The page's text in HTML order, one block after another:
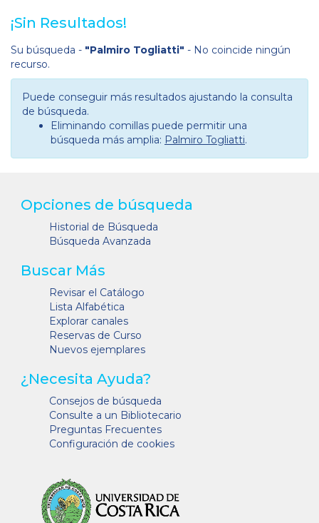
¡Sin Resultados!
Su búsqueda - "Palmiro Togliatti" - No coincide ningún
recurso.
Puede conseguir más resultados ajustando la consulta
de búsqueda.
Eliminando comillas puede permitir una
búsqueda más amplia: Palmiro Togliatti.
Opciones de búsqueda
Historial de Búsqueda
Búsqueda Avanzada
Buscar Más
Revisar el Catálogo
Lista Alfabética
Explorar canales
Reservas de Curso
Nuevos ejemplares
¿Necesita Ayuda?
Consejos de búsqueda
Consulte a un Bibliotecario
Preguntas Frecuentes
Configuración de cookies